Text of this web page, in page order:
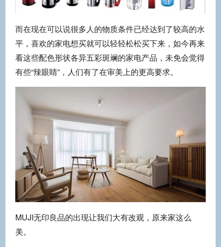
而在现在可以说很多人的物质条件已经达到了较高的水
平，喜欢的家电想买就可以轻轻松松买下来，如今再来
看这些配色形状各异五彩斑斓的家电产品，未免会觉得
有些“辣眼睛”，人们有了在审美上的更高要求。
MUJI无印良品的出现让我们大有改观，原来家这么
美。